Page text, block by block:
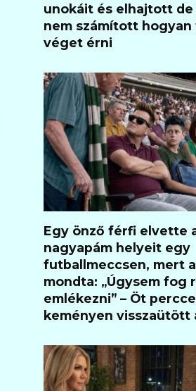
unokáit és elhajtott de
nem számított hogyan
véget érni
Egy önző férfi elvette
nagyapám helyeit egy
futballmeccsen, mert
mondta: „Úgysem fog
emlékezni” – Öt
keményen visszaütött